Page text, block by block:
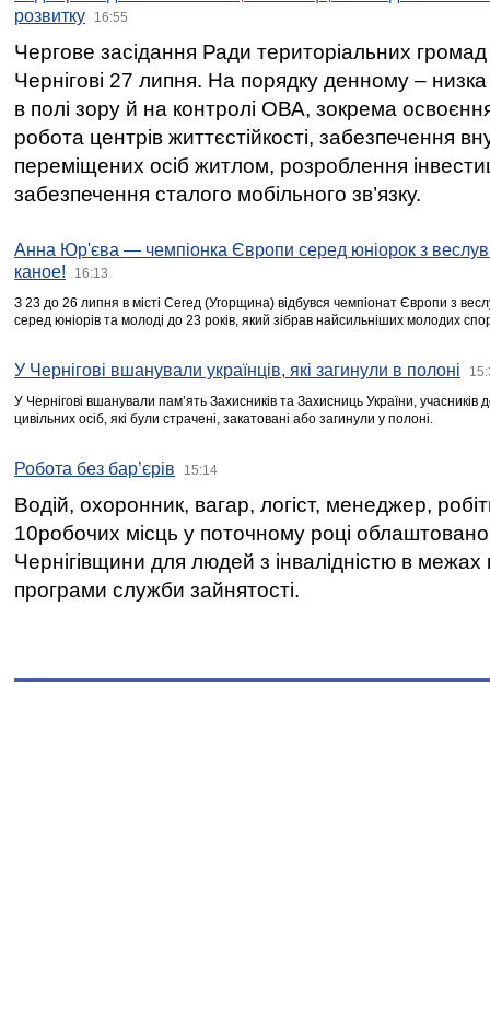
розвитку
16:55
Чергове засідання Ради територіальних громад
Чернігові 27 липня. На порядку денному –
в полі зору й на контролі ОВА, зокрема освоєння
робота центрів життєстійкості, забезпечення
переміщених осіб житлом, розроблення
забезпечення сталого мобільного зв’язку.
Анна Юр'єва — чемпіонка Європи серед юніорок з
каное!
16:13
З 23 до 26 липня в місті Сегед (Угорщина) відбувся чемпіонат Європи з
серед юніорів та молоді до 23 років, який зібрав найсильніших молодих
У Чернігові вшанували українців, які загинули в полоні
У Чернігові вшанували пам’ять Захисників та Захисниць України,
цивільних осіб, які були страчені, закатовані або загинули у полоні.
Робота без бар’єрів 15:14
Водій, охоронник, вагар, логіст, менеджер,
10робочих місць у поточному році
Чернігівщини для людей з інвалідністю в межах
програми служби зайнятості.